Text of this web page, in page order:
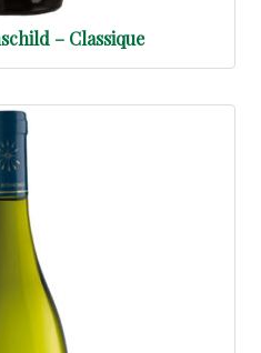
– Classique